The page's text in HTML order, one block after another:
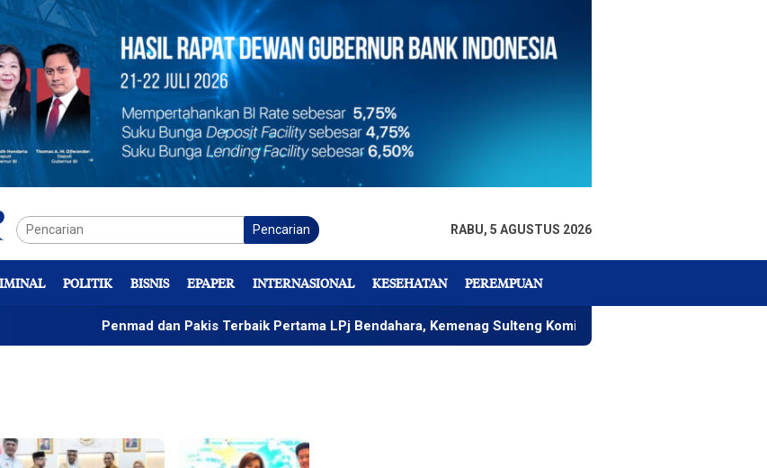
Pencarian RABU, 5 AGUSTUS 2026
POLITIK BISNIS EPAPER INTERNASIONAL KESEHATAN PEREMPUAN
Penmad dan Pakis Terbaik Pertama LPj Bendahara, Kemenag Sulteng Komitmen Wujudkan Tata Keuangan Akuntabel